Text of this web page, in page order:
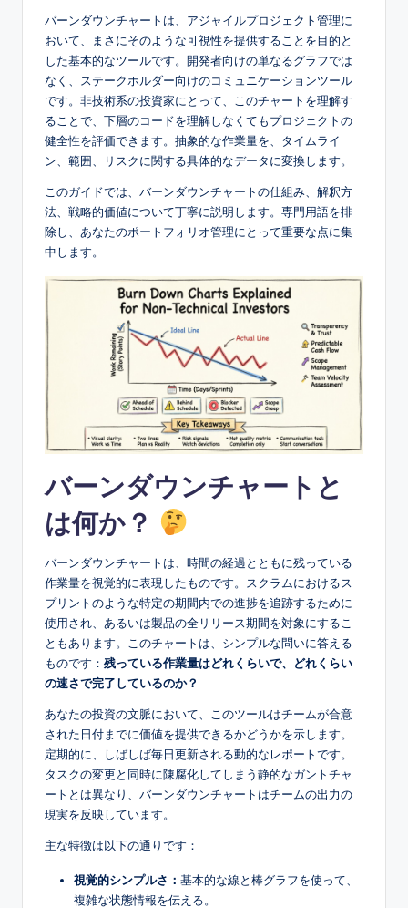
o
w
&
D
si
バーンダウンチャートは、アジャイルプロジェクト管理に
おいて、まさにそのような可視性を提供することを目的と
した基本的なツールです。開発者向けの単なるグラフでは
なく、ステークホルダー向けのコミュニケーションツール
です。非技術系の投資家にとって、このチャートを理解す
ることで、下層のコードを理解しなくてもプロジェクトの
健全性を評価できます。抽象的な作業量を、タイムライ
ン、範囲、リスクに関する具体的なデータに変換します。
このガイドでは、バーンダウンチャートの仕組み、解釈方
法、戦略的価値について丁寧に説明します。専門用語を排
除し、あなたのポートフォリオ管理にとって重要な点に集
中します。
バーンダウンチャートと
は何か？
バーンダウンチャートは、時間の経過とともに残っている
作業量を視覚的に表現したものです。スクラムにおけるス
プリントのような特定の期間内での進捗を追跡するために
使用され、あるいは製品の全リリース期間を対象にするこ
ともあります。このチャートは、シンプルな問いに答える
ものです： 残っている作業量はどれくらいで、どれくらい
の速さで完了しているのか？
あなたの投資の文脈において、このツールはチームが合意
された日付までに価値を提供できるかどうかを示します。
定期的に、しばしば毎日更新される動的なレポートです。
タスクの変更と同時に陳腐化してしまう静的なガントチャ
ートとは異なり、バーンダウンチャートはチームの出力の
現実を反映しています。
主な特徴は以下の通りです：
視覚的シンプルさ： 基本的な線と棒グラフを使って、
複雑な状態情報を伝える。